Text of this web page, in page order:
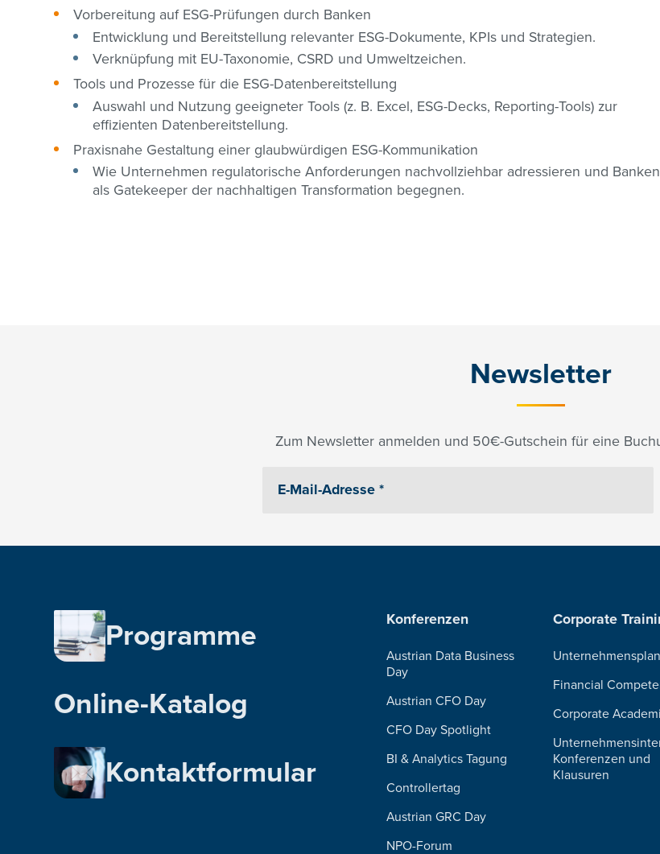
Vorbereitung auf ESG-Prüfungen durch Banken
Entwicklung und Bereitstellung relevanter ESG-Dokumente, KPIs und Strategien.
Verknüpfung mit EU-Taxonomie, CSRD und Umweltzeichen.
Tools und Prozesse für die ESG-Datenbereitstellung
Auswahl und Nutzung geeigneter Tools (z. B. Excel, ESG-Decks, Reporting-Tools) zur
effizienten Datenbereitstellung.
Praxisnahe Gestaltung einer glaubwürdigen ESG-Kommunikation
Wie Unternehmen regulatorische Anforderungen nachvollziehbar adressieren und Banken
als Gatekeeper der nachhaltigen Transformation begegnen.
Newsletter
Zum Newsletter anmelden und 50€-Gutschein für eine
Programme
Online-Katalog
Kontaktformular
Konferenzen
Austrian Data Business
Day
Austrian CFO Day
CFO Day Spotlight
BI & Analytics Tagung
Controllertag
Austrian GRC Day
NPO-Forum
Corporate
Financial
Corporate
Konferenzen und
Klausuren